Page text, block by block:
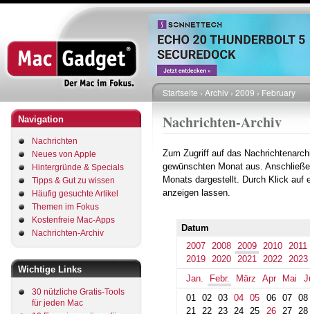
Direkt
zum
Inhalt
Navigation
Nachrichten
Neues von Apple
Hintergründe & Specials
Tipps & Gut zu wissen
Häufig gesuchte Artikel
Themen im Fokus
Kostenfreie Mac-Apps
Nachrichten-Archiv
Wichtige Links
30 nützliche Gratis-Tools
für jeden Mac
Pfadnavigation
Startseite Archiv 2009 February
Nachrichten-Archiv
Zum Zugriff auf das
gewünschten Monat aus.
Monats dargestellt. Durch Klick auf
anzeigen lassen.
Datum
2007
2008 2009 2010
2011
2019
2020 2021 2022
2023
Jan.
Febr. März Apr Mai
01
02 03 04 05 06 07
08
21
22 23 24 25 26 27 28